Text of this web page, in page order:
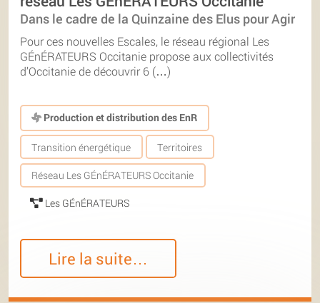
Dans le cadre de la Quinzaine des Elus pour Agir
Pour ces nouvelles Escales, le réseau régional Les
GÉnÉRATEURS Occitanie propose aux collectivités
d’Occitanie de découvrir 6 (…)
Production et distribution des EnR
Transition énergétique Territoires
Réseau Les GÉnÉRATEURS Occitanie
Les GÉnÉRATEURS
Lire la suite…